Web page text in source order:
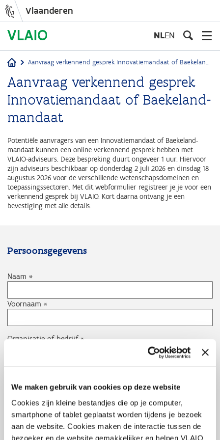
We maken gebruik van cookies op deze website
Cookies zijn kleine bestandjes die op je computer,
smartphone of tablet geplaatst worden tijdens je bezoek
aan de website. Cookies maken de interactie tussen de
bezoeker en de website gemakkelijker en helpen VLAIO
gaan
Vlaanderen
NLEN
Kruimelpad
Aanvraag verkennend gesprek Innovatiemandaat of Baekeland-mandaat
Aanvraag verkennend gesprek
Innovatiemandaat of Baekeland-
mandaat
Potentiële aanvragers van een Innovatiemandaat of Baekeland-
mandaat kunnen een online verkennend gesprek hebben met
VLAIO-adviseurs. Deze bespreking duurt ongeveer 1 uur. Hiervoor
zijn adviseurs beschikbaar op donderdag 2 juli 2026 en dinsdag 18
augustus 2026 voor de verschillende wetenschapsdomeinen en
toepassingssectoren. Met dit webformulier registreer je je voor een
verkennend gesprek bij VLAIO. Kort daarna ontvang je een
bevestiging met alle details.
Persoonsgegevens
Naam
Naam
Voornaam
Organisatie of bedrijf
Inschrijven voor een verkennend gesprek
Voor welk mandaat wil je een aanvraag indienen?